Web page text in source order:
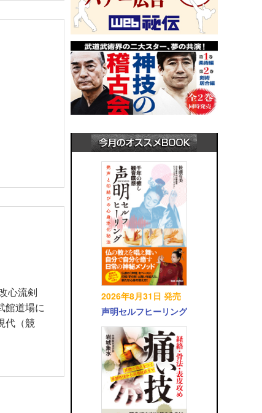
心流剣
館道場に
代（競
2026年8月31日 発売
声明セルフヒーリング